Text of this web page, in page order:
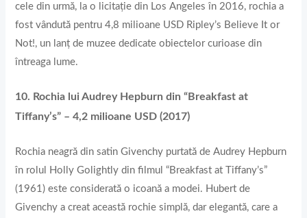
cele din urmă, la o licitație din Los Angeles în 2016, rochia a
fost vândută pentru 4,8 milioane USD Ripley’s Believe It or
Not!, un lanț de muzee dedicate obiectelor curioase din
întreaga lume.
10. Rochia lui Audrey Hepburn din “Breakfast at
Tiffany’s” – 4,2 milioane USD (2017)
Rochia neagră din satin Givenchy purtată de Audrey Hepburn
în rolul Holly Golightly din filmul “Breakfast at Tiffany’s”
(1961) este considerată o icoană a modei. Hubert de
Givenchy a creat această rochie simplă, dar elegantă, care a